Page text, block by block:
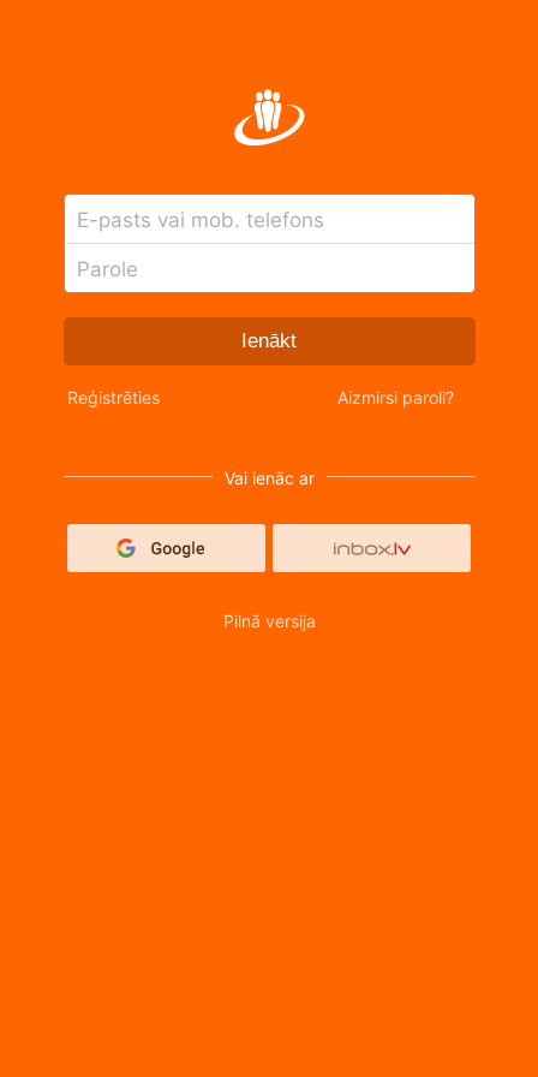
E-pasts vai mob. telefons
Parole
Ienākt
Reģistrēties Aizmirsi paroli?
Vai ienāc ar
Pilnā versija